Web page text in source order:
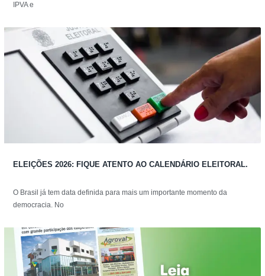
IPVA e
ELEIÇÕES 2026: FIQUE ATENTO AO CALENDÁRIO ELEITORAL.
O Brasil já tem data definida para mais um importante momento da
democracia. No